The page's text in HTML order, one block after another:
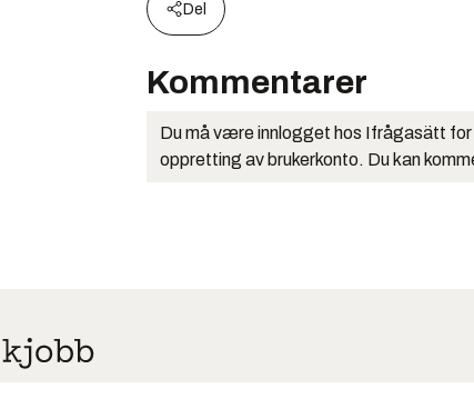
Del
Kommentarer
Du må være innlogget hos Ifrågasätt
oppretting av brukerkonto. Du kan